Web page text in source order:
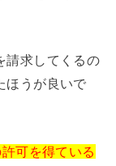
請求してくるの
ほうが良いで
可を得ている